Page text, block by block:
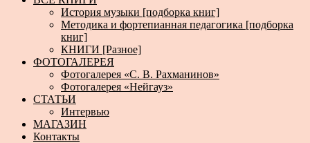
История музыки [подборка книг]
Методика и фортепианная педагогика [подборка
книг]
КНИГИ [Разное]
ФОТОГАЛЕРЕЯ
Фотогалерея «С. В. Рахманинов»
Фотогалерея «Нейгауз»
СТАТЬИ
Интервью
МАГАЗИН
Контакты